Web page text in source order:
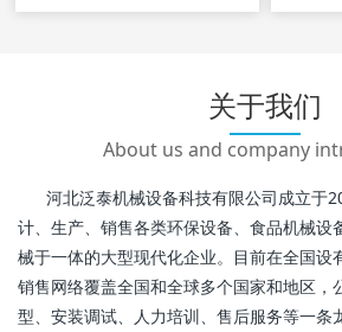
关于我们
About us and company
河北泛泰机械设备科技有限公司成立于
计、生产、销售各类环保设备、食品机械设
械于一体的大型现代化企业。目前在全国设
销售网络覆盖全国和全球多个国家和地区，
型、安装调试、人力培训、售后服务等一条